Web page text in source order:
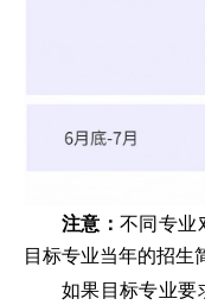
注意：不同专业
目标专业当年的招生
如果目标专业要